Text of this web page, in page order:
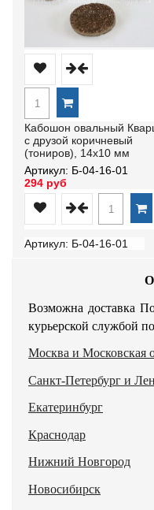
Кабошон овальный
с друзой коричневый
(тониров), 14х10 мм
Артикул: Б-04-16-01
294 руб
Артикул: Б-04-16-01
О
Возможна доставка
курьерской службой
Москва и Московская
Санкт-Петербург и
Екатеринбург
Краснодар
Нижний Новгород
Новосибирск